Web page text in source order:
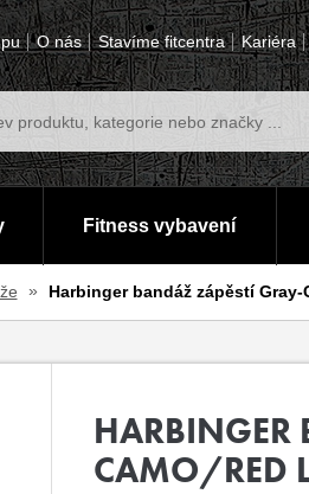
O nás Stavíme fitcentra Kariéra
Fitness vybavení
Harbinger bandáž zápěstí Gray-
HARBINGER
CAMO/RED